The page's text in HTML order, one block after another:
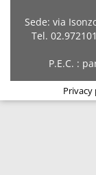
Sede: via
Tel.
P.E.C. :
Privacy